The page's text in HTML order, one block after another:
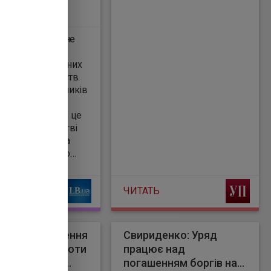
ЧИТАТЬ
триває системне
рад державних
підприємств.
представників
Про це
. "13 травня за
Номінаційного
представників
до наглядових рад
важливих
та Єгора
газотранспортної
ухвалив рішення
роботи
Свириденко: Уряд
працює над
погашенням боргів на